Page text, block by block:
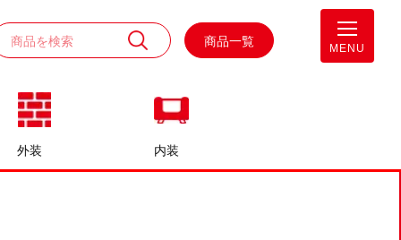
商品一覧
外装 内装
MENU